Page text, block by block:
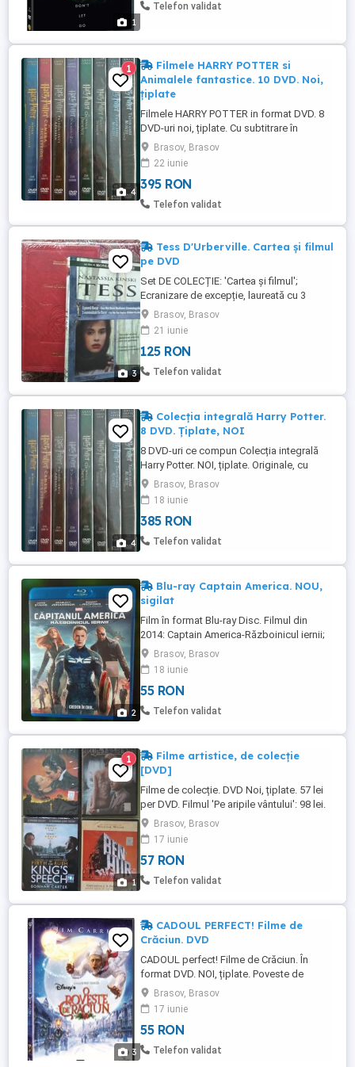
1
Telefon validat
4
1
Filmele HARRY POTTER si
Animalele fantastice. 10 DVD. Noi,
țiplate
Filmele HARRY POTTER in format DVD. 8
DVD-uri noi, țiplate. Cu subtitrare în
română; Trimit colet în țară. Mulțumesc
Brasov, Brasov
22 iunie
395 RON
Telefon validat
3
Tess D'Urberville. Cartea și filmul
pe DVD
Set DE COLECȚIE: 'Cartea și filmul';
Ecranizare de excepție, laureată cu 3
premii Oscar. Trimit colet în țară.
Mulțumesc
Brasov, Brasov
21 iunie
125 RON
Telefon validat
4
Colecția integrală Harry Potter.
8 DVD. Țiplate, NOI
8 DVD-uri ce compun Colecția integrală
Harry Potter. NOI, țiplate. Originale, cu
timbru. Trimit colet în țară. Mulțumesc
Brasov, Brasov
18 iunie
385 RON
Telefon validat
2
Blu-ray Captain America. NOU,
sigilat
Film în format Blu-ray Disc. Filmul din
2014: Captain America-Războinicul iernii;
Durată: 130 minute. Subtitrat în română,
engleză, maghiară; Conține: filmul în
format Blu-ray și bonus; Disc NOU, sigilat.
Trimit colet în țară. Mulțumesc
Brasov, Brasov
18 iunie
55 RON
Telefon validat
1
1
Filme artistice, de colecție
[DVD]
Filme de colecție. DVD Noi, țiplate. 57 lei
per DVD. Filmul 'Pe aripile vântului': 98 lei.
Filmul 'Marele Gatsby': 57 lei. Trimit colet
în țară. Mulțumesc
Brasov, Brasov
17 iunie
57 RON
Telefon validat
3
CADOUL PERFECT! Filme de
Crăciun. DVD
CADOUL perfect! Filme de Crăciun. În
format DVD. NOI, țiplate. Poveste de
Crăciun, 55 lei, Polar Express, 65 lei O viață
minunată, 65 lei. Filme originale. Trimit
colet în țară. Mulțumesc
Brasov, Brasov
17 iunie
55 RON
Telefon validat